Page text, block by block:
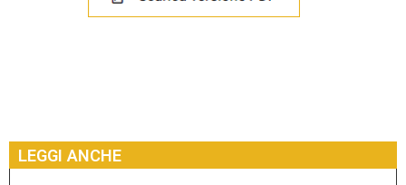
LEGGI ANCHE